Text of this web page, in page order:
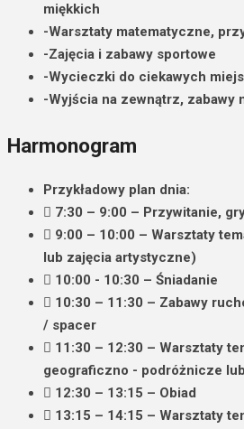
miękkich
-Warsztaty matematyczne,
-Zajęcia i zabawy sportowe
-Wycieczki do ciekawych
-Wyjścia na zewnątrz, zabawy
Harmonogram
Przykładowy plan dnia:
7:30 – 9:00 – Przywitanie,
9:00 – 10:00 – Warsztaty
lub zajęcia artystyczne)
10:00 - 10:30 – Śniadanie
10:30 – 11:30 – Zabawy
/ spacer
11:30 – 12:30 – Warsztaty
geograficzno - podróżnicze
12:30 – 13:15 – Obiad
13:15 – 14:15 – Warsztaty